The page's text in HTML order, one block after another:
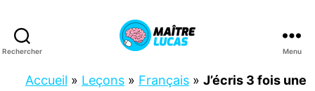
Rechercher
Lucas
Menu
Accueil » Leçons » Français » J’écris 3 fois une